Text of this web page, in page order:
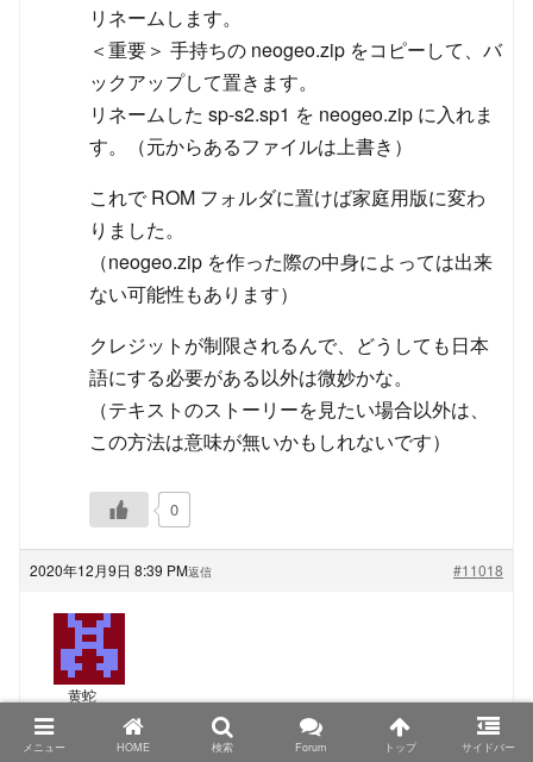
リネームします。
＜重要＞ 手持ちの neogeo.zip をコピーして、バ
ックアップして置きます。
リネームした sp-s2.sp1 を neogeo.zip に入れま
す。（元からあるファイルは上書き）
これで ROM フォルダに置けば家庭用版に変わ
りました。
（neogeo.zip を作った際の中身によっては出来
ない可能性もあります）
クレジットが制限されるんで、どうしても日本
語にする必要がある以外は微妙かな。
（テキストのストーリーを見たい場合以外は、
この方法は意味が無いかもしれないです）
0
2020年12月9日 8:39 PM #11018
返信
黄蛇
TRIMUI Model S、PowKiddyさん名義の物もシタンさ
メニュー HOME 検索 Forum トップ サイドバー